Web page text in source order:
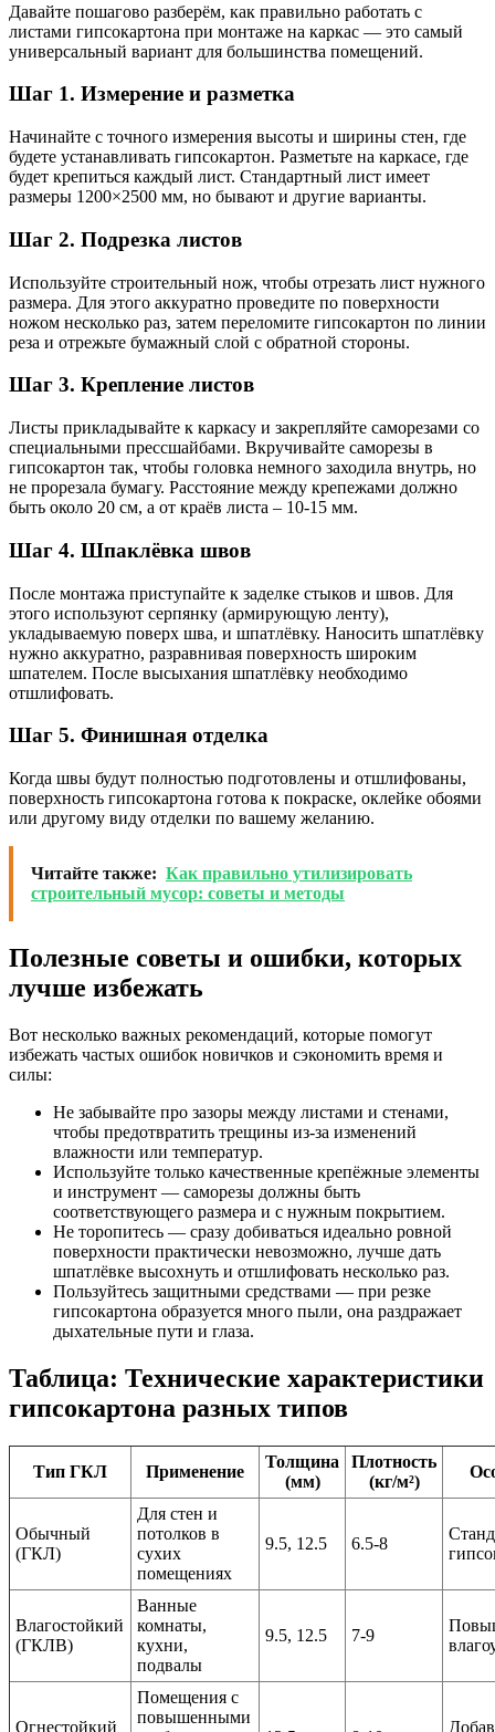
Давайте пошагово разберём, как правильно работать с
листами гипсокартона при монтаже на каркас — это самый
универсальный вариант для большинства помещений.
Шаг 1. Измерение и разметка
Начинайте с точного измерения высоты и ширины стен, где
будете устанавливать гипсокартон. Разметьте на каркасе, где
будет крепиться каждый лист. Стандартный лист имеет
размеры 1200×2500 мм, но бывают и другие варианты.
Шаг 2. Подрезка листов
Используйте строительный нож, чтобы отрезать лист нужного
размера. Для этого аккуратно проведите по поверхности
ножом несколько раз, затем переломите гипсокартон по линии
реза и отрежьте бумажный слой с обратной стороны.
Шаг 3. Крепление листов
Листы прикладывайте к каркасу и закрепляйте саморезами со
специальными прессшайбами. Вкручивайте саморезы в
гипсокартон так, чтобы головка немного заходила внутрь, но
не прорезала бумагу. Расстояние между крепежами должно
быть около 20 см, а от краёв листа – 10-15 мм.
Шаг 4. Шпаклёвка швов
После монтажа приступайте к заделке стыков и швов. Для
этого используют серпянку (армирующую ленту),
укладываемую поверх шва, и шпатлёвку. Наносить шпатлёвку
нужно аккуратно, разравнивая поверхность широким
шпателем. После высыхания шпатлёвку необходимо
отшлифовать.
Шаг 5. Финишная отделка
Когда швы будут полностью подготовлены и отшлифованы,
поверхность гипсокартона готова к покраске, оклейке обоями
или другому виду отделки по вашему желанию.
Читайте также: Как правильно утилизировать
строительный мусор: советы и методы
Полезные советы и ошибки, которых
лучше избежать
Вот несколько важных рекомендаций, которые помогут
избежать частых ошибок новичков и сэкономить время и
силы:
Не забывайте про зазоры между листами и стенами,
чтобы предотвратить трещины из-за изменений
влажности или температур.
Используйте только качественные крепёжные элементы
и инструмент — саморезы должны быть
соответствующего размера и с нужным покрытием.
Не торопитесь — сразу добиваться идеально ровной
поверхности практически невозможно, лучше дать
шпатлёвке высохнуть и отшлифовать несколько раз.
Пользуйтесь защитными средствами — при резке
гипсокартона образуется много пыли, она раздражает
дыхательные пути и глаза.
Таблица: Технические характеристики
гипсокартона разных типов
Тип ГКЛ Применение
Толщина
(мм)
Плотность
(кг/м²)
Обычный
(ГКЛ)
Для стен и
потолков в
сухих
помещениях
9.5, 12.5 6.5-8
Влагостойкий
(ГКЛВ)
Ванные
комнаты,
кухни,
подвалы
9.5, 12.5 7-9
Огнестойкий
Помещения с
повышенными